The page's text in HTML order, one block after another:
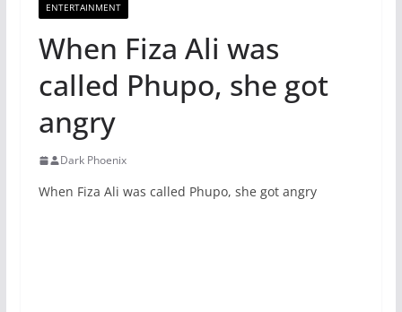
ENTERTAINMENT
When Fiza Ali was
called Phupo, she got
angry
Dark Phoenix
When Fiza Ali was called Phupo, she got angry